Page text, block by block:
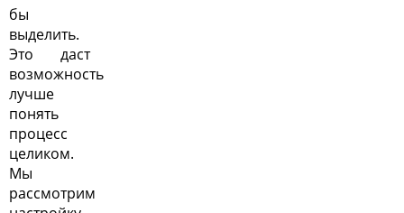
бы
выделить.
Это даст
возможность
лучше
понять
процесс
целиком.
Мы
рассмотрим